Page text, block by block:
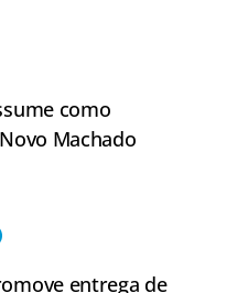
como
Machado
entrega de